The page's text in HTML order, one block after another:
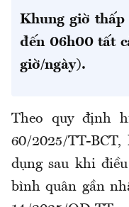
Khung giờ
đến 06h00 tất
giờ/ngày).
Theo quy định
60/2025/TT-
dụng sau khi
bình quân gần